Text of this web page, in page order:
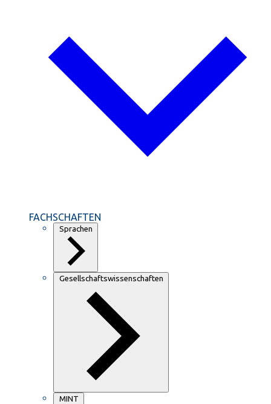
FACHSCHAFTEN
Sprachen
Gesellschaftswissenschaften
MINT